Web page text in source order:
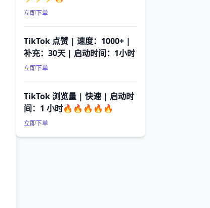
立即下单
TikTok 点赞 | 速度：1000+ |
补充：30天 | 启动时间：1小时
立即下单
TikTok 浏览量 | 快速 | 启动时
间：1 小时🔥🔥🔥🔥🔥
立即下单